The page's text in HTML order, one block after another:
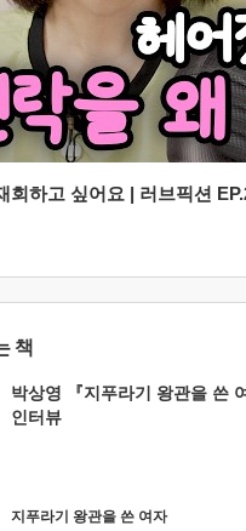
회하고 싶어요 | 러브픽션
책
박상영 『지푸라기 왕관을 쓴
인터뷰
지푸라기 왕관을 쓴 여자